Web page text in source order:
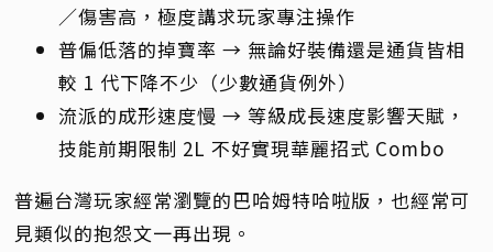
／傷害高，極度講求玩家專注操作
普偏低落的掉寶率 → 無論好裝備還是通貨皆相
較 1 代下降不少（少數通貨例外）
流派的成形速度慢 → 等級成長速度影響天賦，
技能前期限制 2L 不好實現華麗招式 Combo
普遍台灣玩家經常瀏覽的巴哈姆特哈啦版，也經常可
見類似的抱怨文一再出現。